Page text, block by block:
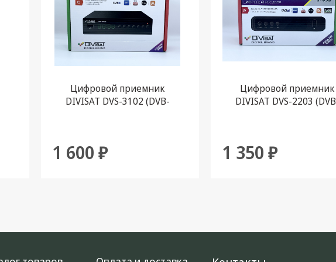
Цифровой приемник
DIVISAT DVS-3102 (DVB-
1 600 ₽
Цифровой приемник
DIVISAT DVS-2203
1 350 ₽